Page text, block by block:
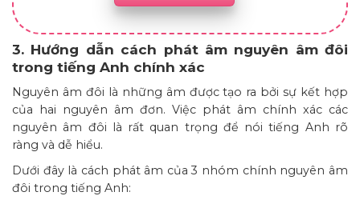
3. Hướng dẫn cách phát âm nguyên âm đôi
trong tiếng Anh chính xác
Nguyên âm đôi là những âm được tạo ra bởi sự kết hợp
của hai nguyên âm đơn. Việc phát âm chính xác các
nguyên âm đôi là rất quan trọng để nói tiếng Anh rõ
ràng và dễ hiểu.
Dưới đây là cách phát âm của 3 nhóm chính nguyên âm
đôi trong tiếng Anh: